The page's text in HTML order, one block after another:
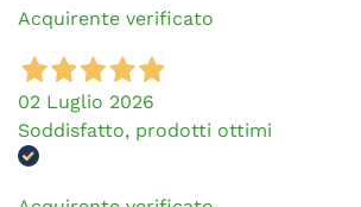
Acquirente verificato
02 Luglio 2026
Soddisfatto, prodotti ottimi